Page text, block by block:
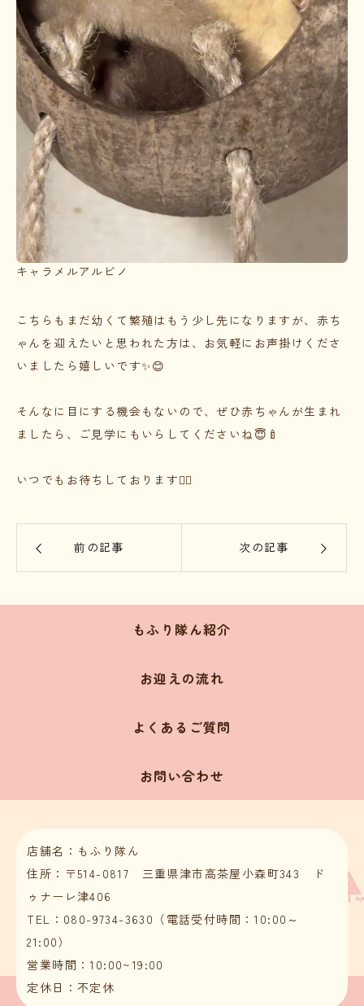
キャラメルアルビノ
こちらもまだ幼くて繁殖はもう少し先になりますが、赤ち
ゃんを迎えたいと思われた方は、お気軽にお声掛けくださ
いましたら嬉しいです✨😊
そんなに目にする機会もないので、ぜひ赤ちゃんが生まれ
ましたら、ご見学にもいらしてくださいね😇🍼
いつでもお待ちしております🙇‍♀️
前の記事 次の記事
もふり隊ん紹介
お迎えの流れ
よくあるご質問
お問い合わせ
店舗名：もふり隊ん
住所：〒514-0817 三重県津市高茶屋小森町343 ド
ゥナーレ津406
TEL：080-9734-3630（電話受付時間：10:00～
21:00）
営業時間：10:00~19:00
定休日：不定休